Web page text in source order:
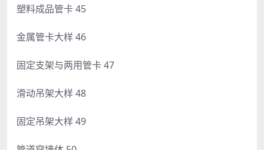
塑料成品管卡 45
金属管卡大样 46
固定支架与两用管卡 47
滑动吊架大样 48
固定吊架大样 49